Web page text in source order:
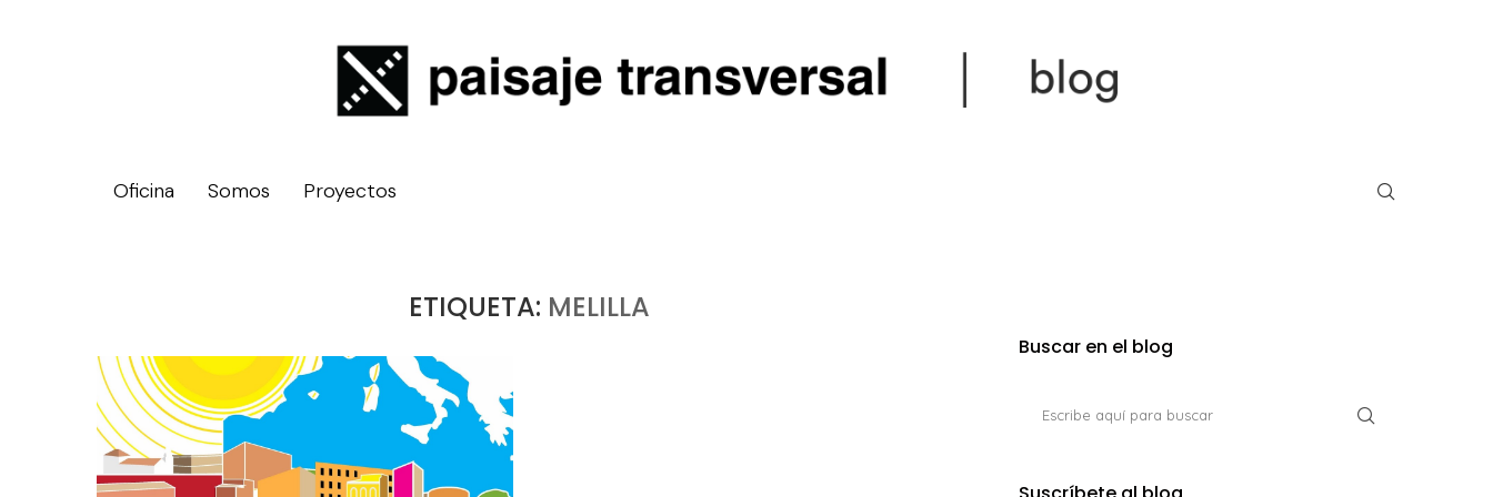
Oficina Somos Proyectos
ETIQUETA: MELILLA
Buscar en el blog